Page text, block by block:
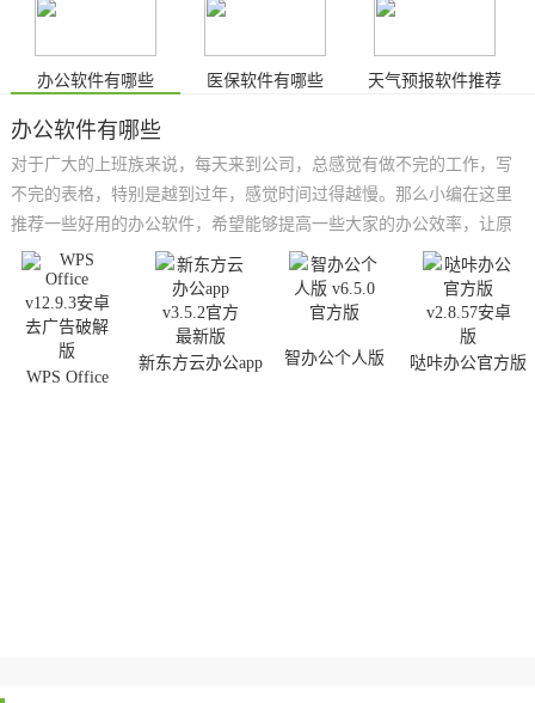
办公软件有哪些 医保软件有哪些 天气预报软件推荐
办公软件有哪些
对于广大的上班族来说，每天来到公司，总感觉有做不完的工作，写
不完的表格，特别是越到过年，感觉时间过得越慢。那么小编在这里
推荐一些好用的办公软件，希望能够提高一些大家的办公效率，让原
本复杂的工作变得轻松起来，也让你有一个好的心情！像一些特别常
用的就没有推荐了，底下都是一些小众但却非常实用的，可以试试
哦！
WPS Office
新东方云办公app 智办公个人版 哒咔办公官方版